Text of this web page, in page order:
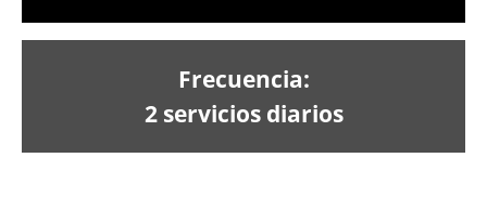
Frecuencia:
2 servicios diarios